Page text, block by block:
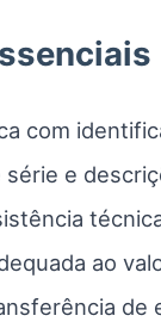
com
e
ao
de